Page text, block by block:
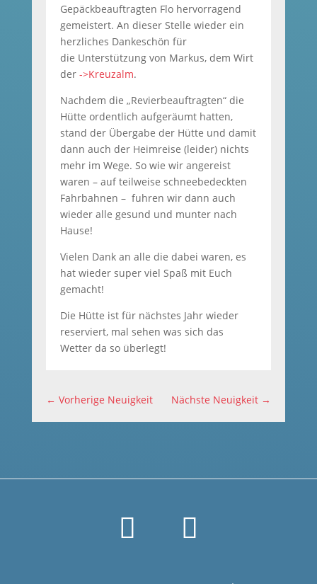
Gepäckbeauftragten Flo hervorragend
gemeistert. An dieser Stelle wieder ein
herzliches Dankeschön für
die Unterstützung von Markus, dem Wirt
der ->Kreuzalm.
Nachdem die „Revierbeauftragten“ die
Hütte ordentlich aufgeräumt hatten,
stand der Übergabe der Hütte und damit
dann auch der Heimreise (leider) nichts
mehr im Wege. So wie wir angereist
waren – auf teilweise schneebedeckten
Fahrbahnen – fuhren wir dann auch
wieder alle gesund und munter nach
Hause!
Vielen Dank an alle die dabei waren, es
hat wieder super viel Spaß mit Euch
gemacht!
Die Hütte ist für nächstes Jahr wieder
reserviert, mal sehen was sich das
Wetter da so überlegt!
← Vorherige Neuigkeit Nächste Neuigkeit →